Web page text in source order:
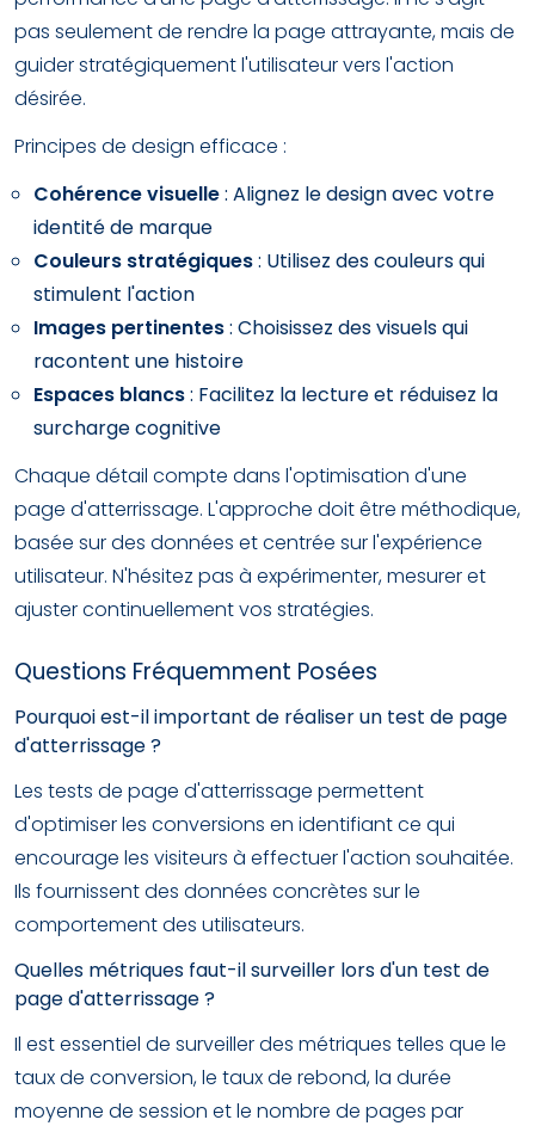
pas seulement de rendre la page attrayante, mais de
guider stratégiquement l'utilisateur vers l'action
désirée.
Principes de design efficace :
Cohérence visuelle: Alignez le design avec votre
identité de marque
Couleurs stratégiques: Utilisez des couleurs qui
stimulent l'action
Images pertinentes: Choisissez des visuels qui
racontent une histoire
Espaces blancs: Facilitez la lecture et réduisez la
surcharge cognitive
Chaque détail compte dans l'optimisation d'une
page d'atterrissage. L'approche doit être méthodique,
basée sur des données et centrée sur l'expérience
utilisateur. N'hésitez pas à expérimenter, mesurer et
ajuster continuellement vos stratégies.
Questions Fréquemment Posées
Pourquoi est-il important de réaliser un test de page
d'atterrissage ?
Les tests de page d'atterrissage permettent
d'optimiser les conversions en identifiant ce qui
encourage les visiteurs à effectuer l'action souhaitée.
Ils fournissent des données concrètes sur le
comportement des utilisateurs.
Quelles métriques faut-il surveiller lors d'un test de
page d'atterrissage ?
Il est essentiel de surveiller des métriques telles que le
taux de conversion, le taux de rebond, la durée
moyenne de session et le nombre de pages par